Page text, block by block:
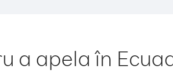
a apela în